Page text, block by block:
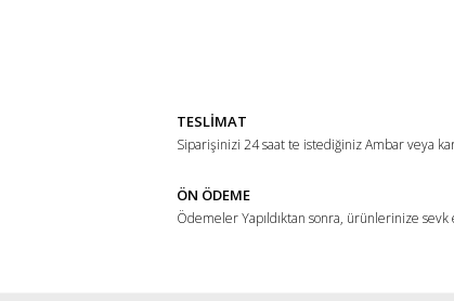
Ürün bilgilerinde hatalar bulunuyor.
Bu ürüne benzer farklı alternatifler olmalı.
TESLİMAT
Siparişinizi 24 saat te istediğiniz Ambar veya
ÖN ÖDEME
Ödemeler Yapıldıktan sonra, ürünlerinize